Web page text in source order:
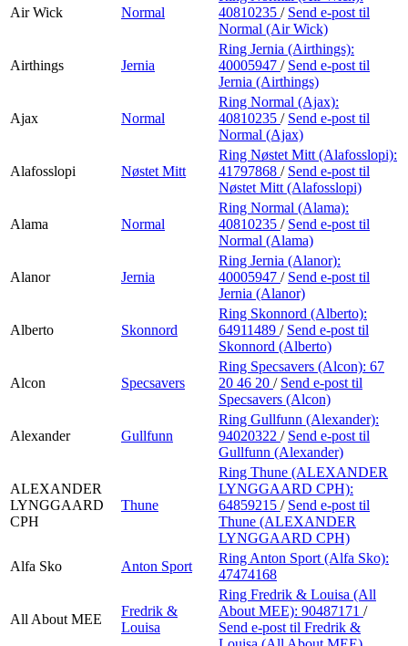
Air Wick Normal
40810235 / Send e-post til
Normal (Air Wick)
Airthings Jernia
Ring Jernia (Airthings):
40005947 / Send e-post til
Jernia (Airthings)
Ajax Normal
Ring Normal (Ajax):
40810235 / Send e-post til
Normal (Ajax)
Alafosslopi Nøstet Mitt
Ring Nøstet Mitt (Alafosslopi):
41797868 / Send e-post til
Nøstet Mitt (Alafosslopi)
Alama Normal
Ring Normal (Alama):
40810235 / Send e-post til
Normal (Alama)
Alanor Jernia
Ring Jernia (Alanor):
40005947 / Send e-post til
Jernia (Alanor)
Alberto Skonnord
Ring Skonnord (Alberto):
64911489 / Send e-post til
Skonnord (Alberto)
Alcon Specsavers
Ring Specsavers (Alcon): 67
20 46 20 / Send e-post til
Specsavers (Alcon)
Alexander Gullfunn
Ring Gullfunn (Alexander):
94020322 / Send e-post til
Gullfunn (Alexander)
ALEXANDER
LYNGGAARD
CPH
Thune
Ring Thune (ALEXANDER
LYNGGAARD CPH):
64859215 / Send e-post til
Thune (ALEXANDER
LYNGGAARD CPH)
Alfa Sko
Anton Sport
Ring Anton Sport (Alfa Sko):
47474168
All About MEE
Fredrik &
Louisa
Ring Fredrik & Louisa (All
About MEE): 90487171 /
Send e-post til Fredrik &